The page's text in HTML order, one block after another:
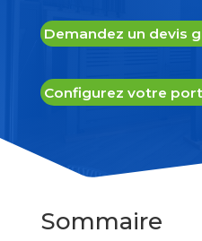
Demandez un devis
Configurez votre
Sommaire